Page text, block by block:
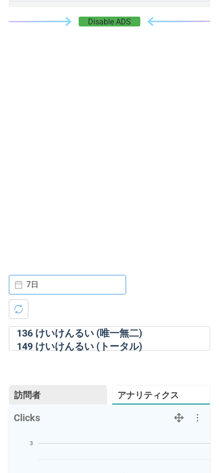
Disable ADS
136けいけんるい (唯一無二)
149けいけんるい (トータル)
7日
訪問者 アナリティクス
Clicks
3